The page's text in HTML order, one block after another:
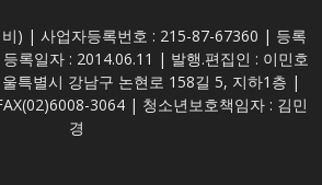
) | 사업자등록번호 : 215-87-67360 | 등록
록일자 : 2014.06.11 | 발행.편집인 : 이민호
특별시 강남구 논현로 158길 5, 지하1층 |
3064 | 청소년보호책임자 : 김민
경